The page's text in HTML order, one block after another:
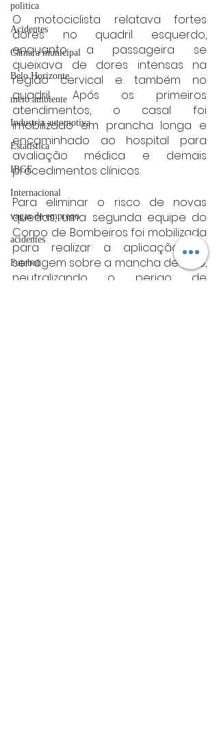
politica
Acidentes
Câmara municipal
Belo Horizonte
meio ambiente
Industria automotiva
Estatística
IBGE
Internacional
vagas de emprego
acidentes
Futebol
O motociclista relatava fortes
dores no quadril esquerdo,
enquanto a passageira se
queixava de dores intensas na
região cervical e também no
quadril. Após os primeiros
atendimentos, o casal foi
imobilizado em prancha longa e
encaminhado ao hospital para
avaliação médica e demais
procedimentos clínicos.
Para eliminar o risco de novas
quedas, uma segunda equipe do
Corpo de Bombeiros foi mobilizada
para realizar a aplicação de
serragem sobre a mancha de óleo,
neutralizando o perigo de